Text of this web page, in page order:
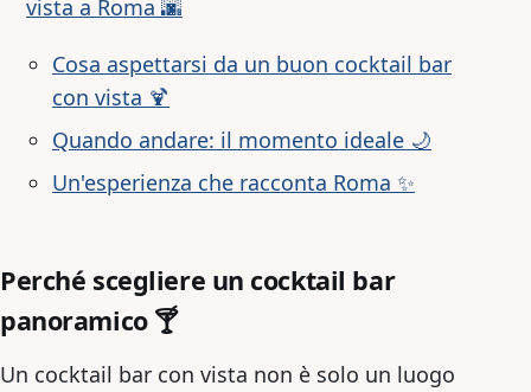
vista a Roma 🌆
Cosa aspettarsi da un buon cocktail bar
con vista 🍹
Quando andare: il momento ideale 🌙
Un'esperienza che racconta Roma ✨
Perché scegliere un cocktail bar
panoramico 🍸
Un cocktail bar con vista non è solo un luogo